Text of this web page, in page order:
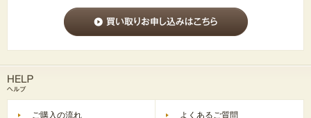
ご購入の流れ よくあるご質問